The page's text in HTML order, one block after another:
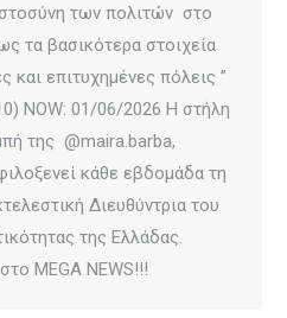
των πολιτών στο
τα βασικότερα στοιχεία
και επιτυχημένες πόλεις ”
NOW: 01/06/2026 Η στήλη
της @maira.barba,
κάθε εβδομάδα τη
Διευθύντρια του
της Ελλάδας.
MEGA NEWS!!!